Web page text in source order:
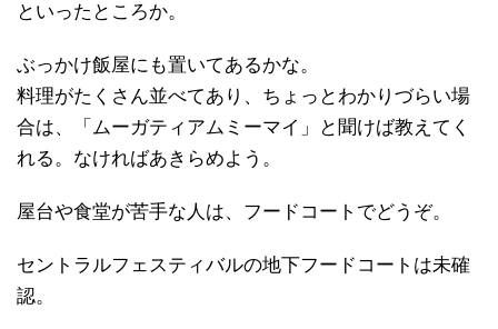
といったところか。
ぶっかけ飯屋にも置いてあるかな。
料理がたくさん並べてあり、ちょっとわかりづらい場
合は、「ムーガティアムミーマイ」と聞けば教えてく
れる。なければあきらめよう。
屋台や食堂が苦手な人は、フードコートでどうぞ。
セントラルフェスティバルの地下フードコートは未確
認。